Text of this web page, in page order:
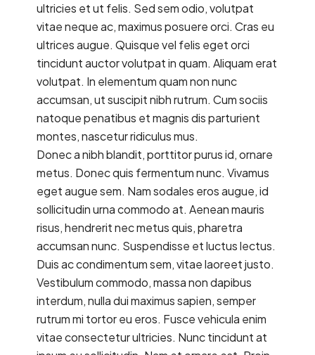
ultricies et ut felis. Sed sem odio, volutpat
vitae neque ac, maximus posuere orci. Cras eu
ultrices augue. Quisque vel felis eget orci
tincidunt auctor volutpat in quam. Aliquam erat
volutpat. In elementum quam non nunc
accumsan, ut suscipit nibh rutrum. Cum sociis
natoque penatibus et magnis dis parturient
montes, nascetur ridiculus mus.
Donec a nibh blandit, porttitor purus id, ornare
metus. Donec quis fermentum nunc. Vivamus
eget augue sem. Nam sodales eros augue, id
sollicitudin urna commodo at. Aenean mauris
risus, hendrerit nec metus quis, pharetra
accumsan nunc. Suspendisse et luctus lectus.
Duis ac condimentum sem, vitae laoreet justo.
Vestibulum commodo, massa non dapibus
interdum, nulla dui maximus sapien, semper
rutrum mi tortor eu eros. Fusce vehicula enim
vitae consectetur ultricies. Nunc tincidunt at